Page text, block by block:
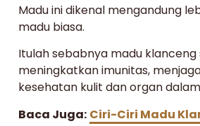
Madu ini dikenal mengandung
madu biasa.
Itulah sebabnya madu klanceng
meningkatkan imunitas,
kesehatan kulit dan organ
Baca Juga: Ciri-Ciri Madu